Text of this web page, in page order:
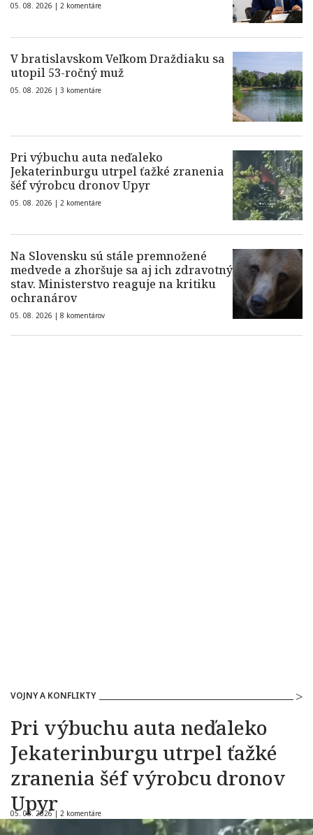
05. 08. 2026 | 2 komentáre
V bratislavskom Veľkom Draždiaku sa
utopil 53-ročný muž
05. 08. 2026 | 3 komentáre
Pri výbuchu auta neďaleko
Jekaterinburgu utrpel ťažké zranenia
šéf výrobcu dronov Upyr
05. 08. 2026 | 2 komentáre
Na Slovensku sú stále premnožené
medvede a zhoršuje sa aj ich zdravotný
stav. Ministerstvo reaguje na kritiku
ochranárov
05. 08. 2026 | 8 komentárov
VOJNY A KONFLIKTY
Pri výbuchu auta neďaleko
Jekaterinburgu utrpel ťažké
zranenia šéf výrobcu dronov
Upyr
05. 08. 2026 | 2 komentáre